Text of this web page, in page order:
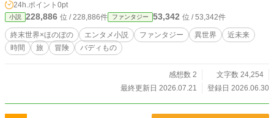
24h.ポイント 0pt
小説 228,886 位 / 228,886件 ファンタジー 53,342 位 / 53,342件
終末世界×ほのぼの エンタメ小説 ファンタジー 異世界
近未来
時間
旅 冒険 バディもの
感想数 2
文字数 24,254
最終更新日 2026.07.21
登録日 2026.06.30